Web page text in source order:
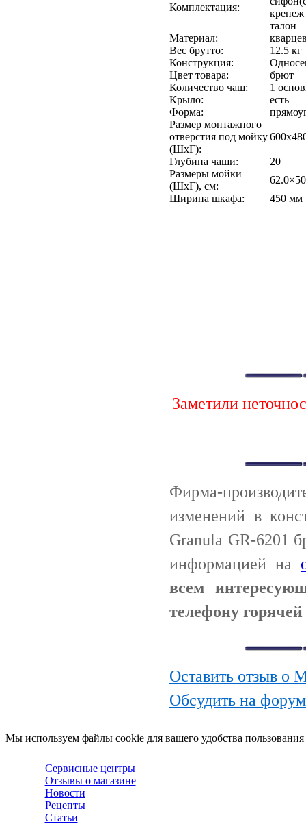
Комплектация:
крепеж
талон
Материал:
Вес брутто:
12.5 кг
Конструкция:
Цвет товара:
брют
Количество чаш:
1
Крыло:
есть
Форма:
Размер монтажного
отверстия под мойку
(ШхГ):
Глубина чаши:
20
Размеры мойки
(ШхГ), см:
Ширина шкафа:
450 мм
Заметили
Фирма-
изменений в
Granula GR-6201
информацией на
всем
телефону
Оставить отзыв о
Обсудить на
Мы используем файлы cookie для вашего удобства
Сервисные центры
Отзывы о магазине
Новости
Рецепты
Статьи